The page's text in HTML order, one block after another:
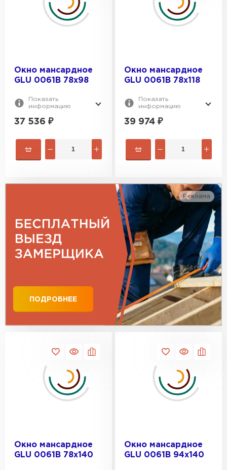
Окно мансардное
GLU 0061B 78х98
Показать
информацию
37 536 ₽
Окно мансардное
GLU 0061B 78x118
Показать
информацию
39 974 ₽
Реклама
ПОДРОБНЕЕ
Окно мансардное
GLU 0061В 78х140
Окно мансардное
GLU 0061В 94х140
ПЕРЕЙТИ